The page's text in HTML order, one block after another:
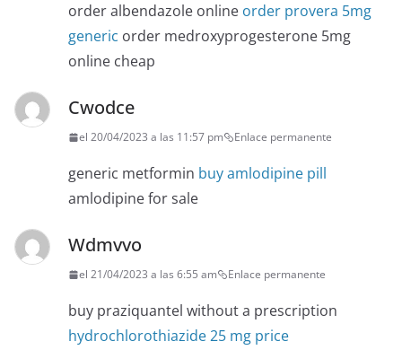
order albendazole online order provera 5mg
generic order medroxyprogesterone 5mg
online cheap
Cwodce
el 20/04/2023 a las 11:57 pm Enlace permanente
generic metformin buy amlodipine pill
amlodipine for sale
Wdmvvo
el 21/04/2023 a las 6:55 am Enlace permanente
buy praziquantel without a prescription
hydrochlorothiazide 25 mg price